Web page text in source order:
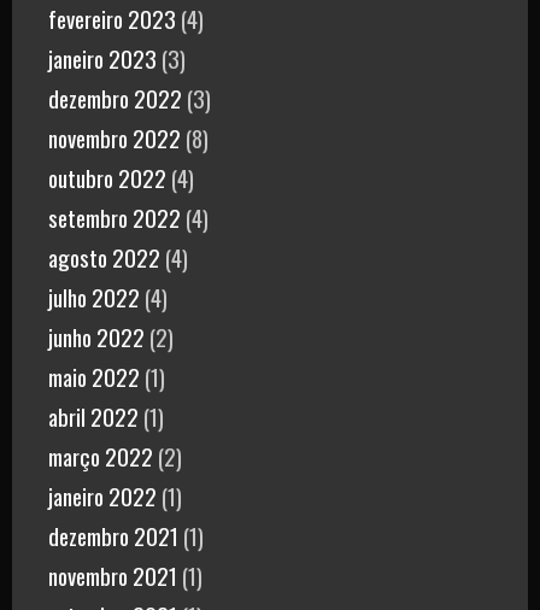
fevereiro 2023 (4)
janeiro 2023 (3)
dezembro 2022 (3)
novembro 2022 (8)
outubro 2022 (4)
setembro 2022 (4)
agosto 2022 (4)
julho 2022 (4)
junho 2022 (2)
maio 2022 (1)
abril 2022 (1)
março 2022 (2)
janeiro 2022 (1)
dezembro 2021 (1)
novembro 2021 (1)